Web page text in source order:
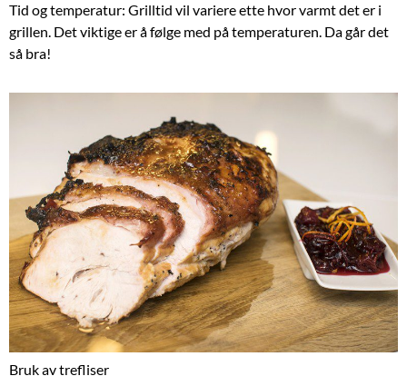
Tid og temperatur: Grilltid vil variere ette hvor varmt det er i
grillen. Det viktige er å følge med på temperaturen. Da går det
så bra!
Bruk av trefliser